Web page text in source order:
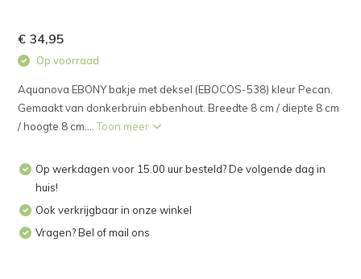
€ 34,95
Op voorraad
Aquanova EBONY bakje met deksel (EBOCOS-538) kleur Pecan.
Gemaakt van donkerbruin ebbenhout. Breedte 8 cm / diepte 8 cm
/ hoogte 8 cm....Toon meer
Op werkdagen voor 15.00 uur besteld? De volgende dag in
huis!
Ook verkrijgbaar in onze winkel
Vragen? Bel of mail ons